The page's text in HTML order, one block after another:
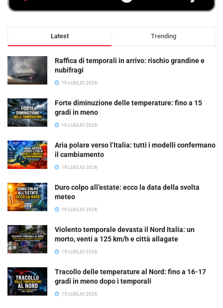
Latest Trending
Raffica di temporali in arrivo: rischio grandine e
nubifragi
19 LUGLIO 2026
Forte diminuzione delle temperature: fino a 15
gradi in meno
19 LUGLIO 2026
Aria polare verso l’Italia: tutti i modelli confermano
il cambiamento
19 LUGLIO 2026
Duro colpo all’estate: ecco la data della svolta
meteo
19 LUGLIO 2026
Violento temporale devasta il Nord Italia: un
morto, venti a 125 km/h e città allagate
15 LUGLIO 2026
Tracollo delle temperature al Nord: fino a 16-17
gradi in meno dopo i temporali
15 LUGLIO 2026